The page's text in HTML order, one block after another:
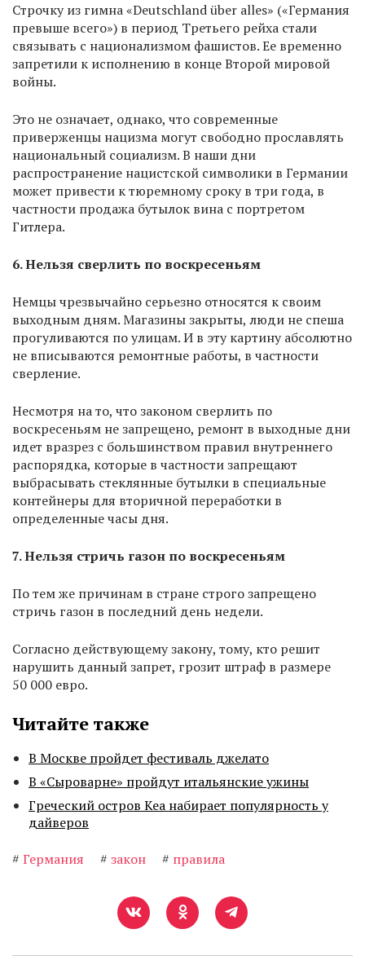
Строчку из гимна «Deutschland über alles» («Германия
превыше всего») в период Третьего рейха стали
связывать с национализмом фашистов. Ее временно
запретили к исполнению в конце Второй мировой
войны.
Это не означает, однако, что современные
приверженцы нацизма могут свободно прославлять
национальный социализм. В наши дни
распространение нацистской символики в Германии
может привести к тюремному сроку в три года, в
частности продажа бутылок вина с портретом
Гитлера.
6. Нельзя сверлить по воскресеньям
Немцы чрезвычайно серьезно относятся к своим
выходным дням. Магазины закрыты, люди не спеша
прогуливаются по улицам. И в эту картину абсолютно
не вписываются ремонтные работы, в частности
сверление.
Несмотря на то, что законом сверлить по
воскресеньям не запрещено, ремонт в выходные дни
идет вразрез с большинством правил внутреннего
распорядка, которые в частности запрещают
выбрасывать стеклянные бутылки в специальные
контейнеры для вторичной переработки в
определенные часы дня.
7. Нельзя стричь газон по воскресеньям
По тем же причинам в стране строго запрещено
стричь газон в последний день недели.
Согласно действующему закону, тому, кто решит
нарушить данный запрет, грозит штраф в размере
50 000 евро.
Читайте также
В Москве пройдет фестиваль джелато
В «Сыроварне» пройдут итальянские ужины
Греческий остров Кеа набирает популярность у
дайверов
# Германия # закон # правила